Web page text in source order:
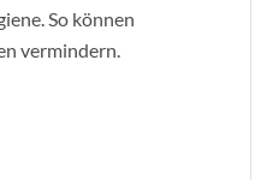
So können
vermindern.